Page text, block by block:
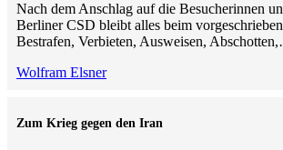
Nach dem Anschlag auf die Besucherinnen
Berliner CSD bleibt alles beim
Bestrafen, Verbieten, Ausweisen,
Wolfram Elsner
Zum Krieg gegen den Iran